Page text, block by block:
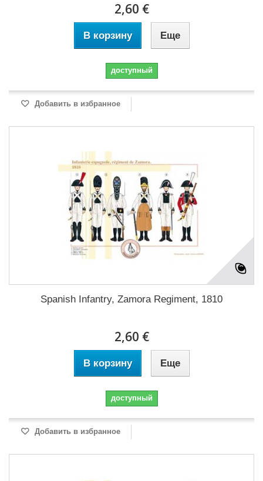
2,60 €
В корзину Еще
доступный
Добавить в избранное
Spanish Infantry, Zamora Regiment, 1810
2,60 €
В корзину Еще
доступный
Добавить в избранное